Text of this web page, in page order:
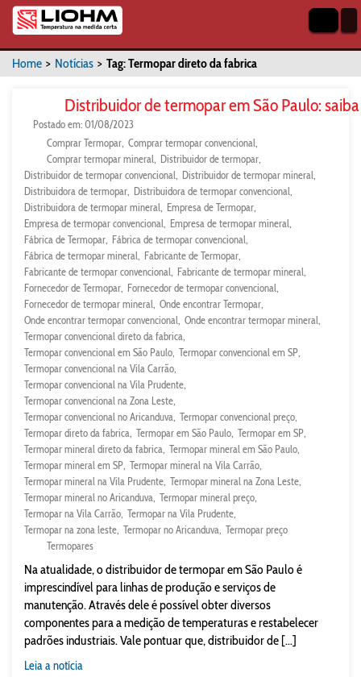
Home > Notícias > Tag: Termopar direto da fabrica
Distribuidor de termopar em São Paulo:
Postado em: 01/08/2023
Comprar Termopar Comprar termopar convencional
Comprar termopar mineral
Distribuidor de termopar
Distribuidor de termopar convencional
Distribuidor de termopar mineral
Distribuidora de termopar Distribuidora de termopar convencional
Distribuidora de termopar mineral
Empresa de Termopar
Empresa de termopar convencional
Empresa de termopar mineral
Fábrica de Termopar Fábrica de termopar convencional
Fábrica de termopar mineral
Fabricante de Termopar
Fabricante de termopar convencional
Fabricante de termopar mineral
Fornecedor de Termopar Fornecedor de termopar convencional
Fornecedor de termopar mineral Onde encontrar Termopar
Onde encontrar termopar convencional Onde encontrar termopar mineral
Termopar convencional direto da fabrica
Termopar convencional em São Paulo Termopar convencional em SP
Termopar convencional na Vila Carrão
Termopar convencional na Vila Prudente
Termopar convencional na Zona Leste
Termopar convencional no Aricanduva Termopar convencional preço
Termopar direto da fabrica Termopar em São Paulo Termopar em SP
Termopar mineral direto da fabrica Termopar mineral em São Paulo
Termopar mineral em SP Termopar mineral na Vila Carrão
Termopar mineral na Vila Prudente Termopar mineral na Zona Leste
Termopar mineral no Aricanduva Termopar mineral preço
Termopar na Vila Carrão Termopar na Vila Prudente
Termopar na zona leste Termopar no Aricanduva Termopar preço
Termopares
Na atualidade, o distribuidor de termopar em São Paulo é
imprescindível para linhas de produção e serviços de
manutenção. Através dele é possível obter diversos
componentes para a medição de temperaturas e restabelecer
padrões industriais. Vale pontuar que, distribuidor de [...]
Leia a notícia